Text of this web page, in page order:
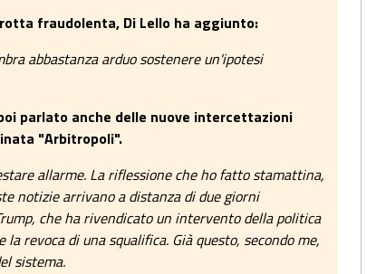
fraudolenta, Di Lello ha aggiunto:
abbastanza arduo sostenere un'ipotesi
parlato anche delle nuove intercettazioni
"Arbitropoli".
allarme. La riflessione che ho fatto stamattina,
notizie arrivano a distanza di due giorni
che ha rivendicato un intervento della politica
revoca di una squalifica. Già questo, secondo me,
sistema.